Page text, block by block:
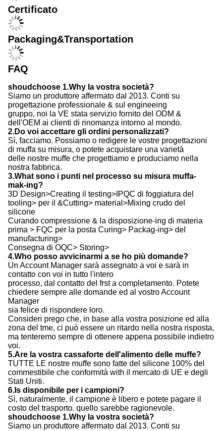
Packaging&Transportation
FAQ
shoudchoose 1.Why la vostra società?
Siamo un produttore affermato dal 2013. Conti su
progettazione professionale & sul engineeing
gruppo, noi la VE stata servizio fornito del ODM &
dell'OEM ai clienti di rinomanza intorno al mondo.
2.Do voi accettare gli ordini personalizzati?
Sì, facciamo. Possiamo o redigere le vostre progettazioni
di muffa su misura, o potete acquistare una varietà
delle nostre muffe che progettiamo e produciamo nella
nostra fabbrica.
3.What sono i punti nel processo su misura muffa-
mak-ing?
3D Design>Creating il testing>IPQC di foggiatura del
tooling> per il &Cutting> material>Mixing crudo del
silicone
Curando compressione & la disposizione-ing di materia
prima > FQC per la posta Curing> Packag-ing> del
manufacturing>
Consegna di OQC> Storing>
4.Who posso avvicinarmi a se ho più domande?
Un Account Manager sarà assegnato a voi e sarà in
contatto con voi in tutto l'intero
processo, dal contatto del frst a completamento. Potete
chiedere sempre alle domande ed al vostro Account
Manager
sia felice di rispondere loro.
Consideri prego che, in base alla vostra posizione ed alla
zona del tme, ci può essere un ritardo nella nostra risposta,
ma tenteremo sempre di ottenere appena possibile indietro
voi.
5.Are la vostra cassaforte dell'alimento delle muffe?
TUTTE LE nostre muffe sono fatte del silicone 100% del
commestibile che conformità with il mercato di UE e degli
Stati Uniti.
6.Is disponibile per i campioni?
Sì, naturalmente. il campione è libero e potete pagare il
costo del trasporto. quello sarebbe ragionevole.
shoudchoose 1.Why la vostra società?
Siamo un produttore affermato dal 2013. Conti su
progettazione professionale & sul engineeing
gruppo, noi la VE stata servizio fornito del ODM &